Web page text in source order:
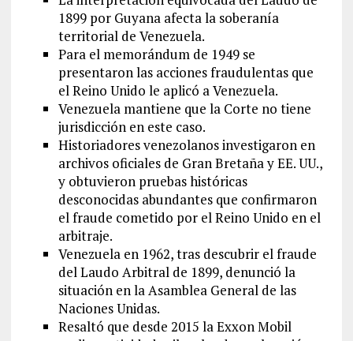
1899 por Guyana afecta la soberanía
territorial de Venezuela.
Para el memorándum de 1949 se
presentaron las acciones fraudulentas que
el Reino Unido le aplicó a Venezuela.
Venezuela mantiene que la Corte no tiene
jurisdicción en este caso.
Historiadores venezolanos investigaron en
archivos oficiales de Gran Bretaña y EE. UU.,
y obtuvieron pruebas históricas
desconocidas abundantes que confirmaron
el fraude cometido por el Reino Unido en el
arbitraje.
Venezuela en 1962, tras descubrir el fraude
del Laudo Arbitral de 1899, denunció la
situación en la Asamblea General de las
Naciones Unidas.
Resaltó que desde 2015 la Exxon Mobil